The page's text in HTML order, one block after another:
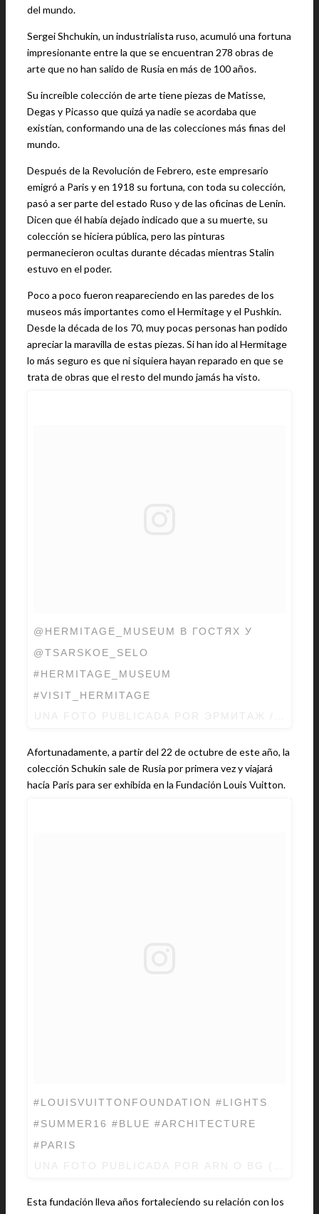
del mundo.
Sergei Shchukin, un industrialista ruso, acumuló una fortuna
impresionante entre la que se encuentran 278 obras de
arte que no han salido de Rusia en más de 100 años.
Su increíble colección de arte tiene piezas de Matisse,
Degas y Picasso que quizá ya nadie se acordaba que
existían, conformando una de las colecciones más finas del
mundo.
Después de la Revolución de Febrero, este empresario
emigró a Paris y en 1918 su fortuna, con toda su colección,
pasó a ser parte del estado Ruso y de las oficinas de Lenin.
Dicen que él había dejado indicado que a su muerte, su
colección se hiciera pública, pero las pinturas
permanecieron ocultas durante décadas mientras Stalin
estuvo en el poder.
Poco a poco fueron reapareciendo en las paredes de los
museos más importantes como el Hermitage y el Pushkin.
Desde la década de los 70, muy pocas personas han podido
apreciar la maravilla de estas piezas. Si han ido al Hermitage
lo más seguro es que ni siquiera hayan reparado en que se
trata de obras que el resto del mundo jamás ha visto.
@HERMITAGE_MUSEUM В ГОСТЯХ У
@TSARSKOE_SELO
#HERMITAGE_MUSEUM
#VISIT_HERMITAGE
Afortunadamente, a partir del 22 de octubre de este año, la
colección Schukin sale de Rusia por primera vez y viajará
hacia Paris para ser exhibida en la Fundación Louis Vuitton.
#LOUISVUITTONFOUNDATION #LIGHTS
#SUMMER16 #BLUE #ARCHITECTURE
#PARIS
Esta fundación lleva años fortaleciendo su relación con los